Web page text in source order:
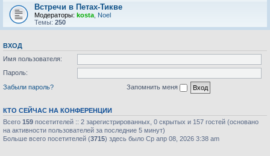
Встречи в Петах-Тикве
Модераторы: kosta Noel
Темы: 250
ВХОД
Имя пользователя:
Пароль:
Забыли пароль?
Запомнить меня
КТО СЕЙЧАС НА КОНФЕРЕНЦИИ
Всего 159 посетителей :: 2 зарегистрированных, 0 скрытых и 157 гостей (основано
на активности пользователей за последние 5 минут)
Больше всего посетителей (3715) здесь было Ср апр 08, 2026 3:38 am